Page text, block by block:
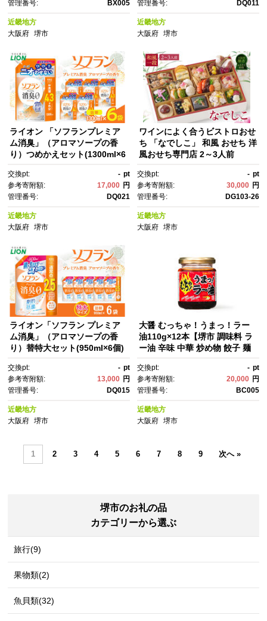
管理番号: BX005
近畿地方
大阪府
堺市
管理番号: DQ011
近畿地方
大阪府 堺市
ライオン 「ソフランプレミア
ム消臭」（アロマソープの香
り）つめかえセット(1300ml×6
濯 詰め替え 詰替え 人気 おすす
め 衣類用 アロマ ニオイ対策 日
用品 消耗品 大阪 堺市】
交換pt: - pt
参考寄附額:
17,000 円
管理番号:
DQ021
近畿地方
大阪府
堺市
ワインによく合うビストロおせ
ち 「なでしこ」 和風 おせち 洋
風おせち専門店 2～3人前
交換pt: - pt
参考寄附額:
30,000 円
管理番号:
DG103-26
近畿地方
大阪府 堺市
ライオン「ソフラン プレミア
ム消臭」（アロマソープの香
り）替特大セット(950ml×6個)
濯 詰め替え 詰替え 人気 おすす
め 衣類用 アロマ ニオイ対策 日
用品 消耗品 大阪 堺市】
交換pt: - pt
参考寄附額:
13,000 円
管理番号:
DQ015
近畿地方
大阪府
堺市
大醤 むっちゃ！うまっ！ラー
油110g×12本【堺市 調味料 ラ
ー油 辛味 中華 炒め物 餃子 麺
パイス 香辛料 料理万能 お取り
寄せ 通販 送料無料 ふるさと納
税】
交換pt: - pt
参考寄附額:
20,000 円
管理番号:
BC005
近畿地方
大阪府 堺市
1 2 3 4 5 6 7 8 9 次へ »
堺市のお礼の品
カテゴリーから選ぶ
旅行(9)
果物類(2)
魚貝類(32)